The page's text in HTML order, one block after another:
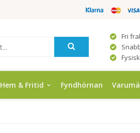
Fri
Hem & Fritid Fyndhörnan